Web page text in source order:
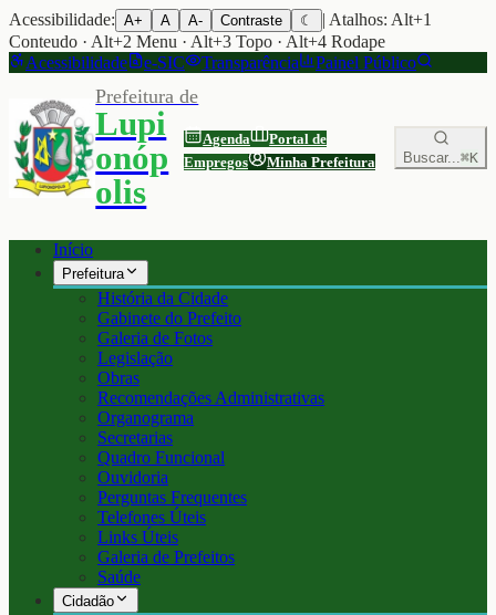
Acessibilidade: A+ A A- Contraste ☾
| Atalhos: Alt+1
Conteudo · Alt+2 Menu · Alt+3 Topo · Alt+4 Rodape
Acessibilidade
e-SIC Transparência Painel Público
Prefeitura de
Lupi
onóp
olis
Agenda
Portal de
Empregos
Minha Prefeitura Buscar...⌘K
Início
Prefeitura
História da Cidade
Gabinete do Prefeito
Galeria de Fotos
Legislação
Obras
Recomendações Administrativas
Organograma
Secretarias
Quadro Funcional
Ouvidoria
Perguntas Frequentes
Telefones Úteis
Links Úteis
Galeria de Prefeitos
Saúde
Cidadão